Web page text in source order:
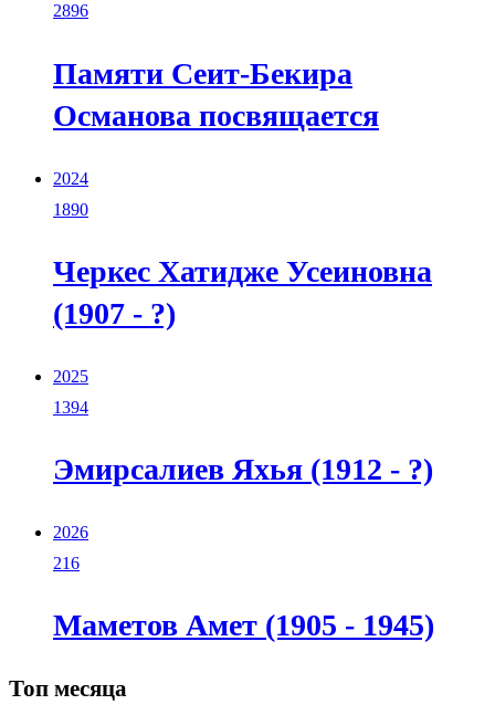
2896
Памяти Сеит-Бекира
Османова посвящается
2024
1890
Черкес Хатидже Усеиновна
(1907 - ?)
2025
1394
Эмирсалиев Яхья (1912 - ?)
2026
216
Маметов Амет (1905 - 1945)
Топ месяца